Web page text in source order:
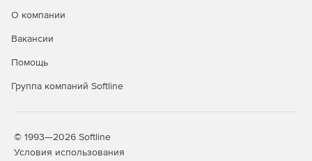
О компании
Вакансии
Помощь
Группа компаний Softline
© 1993—2026 Softline
Условия использования